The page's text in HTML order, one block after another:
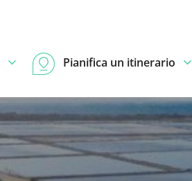
Pianifica un itinerario